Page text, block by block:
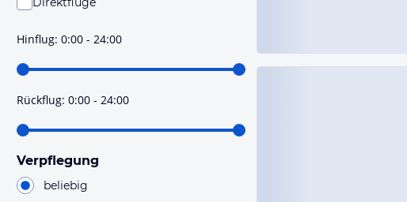
hoher Wahrscheinlichkeit Direktflüge sind. Bitte
prüfe vor der Buchung noch einmal die Flugdetails.
Hinflug: 0:00 - 24:00
Rückflug: 0:00 - 24:00
Verpflegung
beliebig